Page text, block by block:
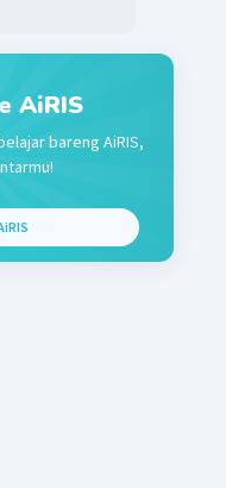
AiRIS
bareng AiRIS,